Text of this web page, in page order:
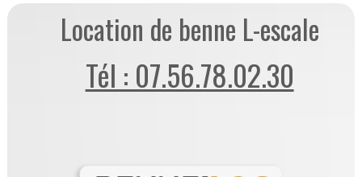
Location de benne L-escale
Tél : 07.56.78.02.30